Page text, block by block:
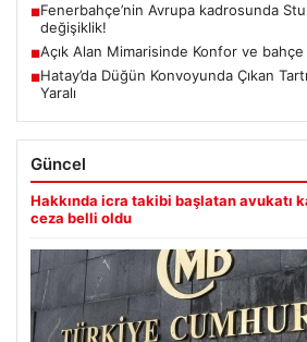
■Fenerbahçe’nin Avrupa kadrosunda
değişiklik!
■Açık Alan Mimarisinde Konfor ve
■Hatay’da Düğün Konvoyunda Çıkan
Yaralı
Güncel
Hakkında icra takibi başlatan avukatı
ceza belli oldu